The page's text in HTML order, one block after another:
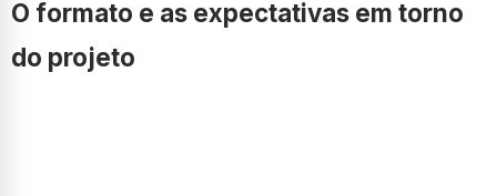
O formato e as expectativas em torno
do projeto